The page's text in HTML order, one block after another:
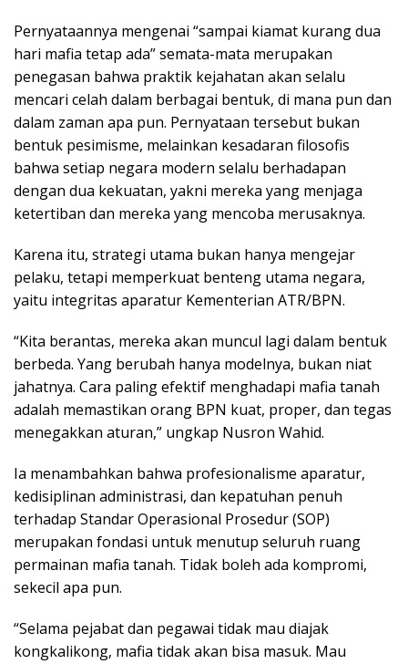
Pernyataannya mengenai “sampai kiamat kurang dua
hari mafia tetap ada” semata-mata merupakan
penegasan bahwa praktik kejahatan akan selalu
mencari celah dalam berbagai bentuk, di mana pun dan
dalam zaman apa pun. Pernyataan tersebut bukan
bentuk pesimisme, melainkan kesadaran filosofis
bahwa setiap negara modern selalu berhadapan
dengan dua kekuatan, yakni mereka yang menjaga
ketertiban dan mereka yang mencoba merusaknya.
Karena itu, strategi utama bukan hanya mengejar
pelaku, tetapi memperkuat benteng utama negara,
yaitu integritas aparatur Kementerian ATR/BPN.
“Kita berantas, mereka akan muncul lagi dalam bentuk
berbeda. Yang berubah hanya modelnya, bukan niat
jahatnya. Cara paling efektif menghadapi mafia tanah
adalah memastikan orang BPN kuat, proper, dan tegas
menegakkan aturan,” ungkap Nusron Wahid.
Ia menambahkan bahwa profesionalisme aparatur,
kedisiplinan administrasi, dan kepatuhan penuh
terhadap Standar Operasional Prosedur (SOP)
merupakan fondasi untuk menutup seluruh ruang
permainan mafia tanah. Tidak boleh ada kompromi,
sekecil apa pun.
“Selama pejabat dan pegawai tidak mau diajak
kongkalikong, mafia tidak akan bisa masuk. Mau